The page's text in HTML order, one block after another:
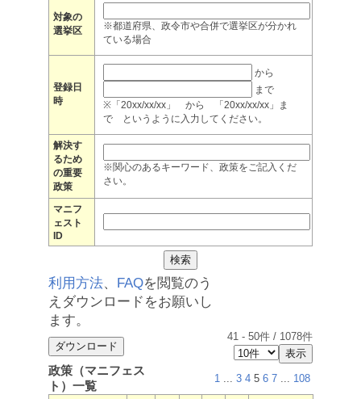
対象の
選挙区
※都道府県、政令市や合併で選挙区が分かれ
ている場合
登録日
時
から
まで
※「20xx/xx/xx」 から 「20xx/xx/xx」ま
で というように入力してください。
解決す
るため
の重要
政策
※関心のあるキーワード、政策をご記入くだ
さい。
マニフ
ェスト
ID
利用方法、 FAQを閲覧のう
えダウンロードをお願いし
ます。
41 - 50件 / 1078件
政策（マニフェス
ト）一覧
1 ... 3 4 5 6 7 ... 108